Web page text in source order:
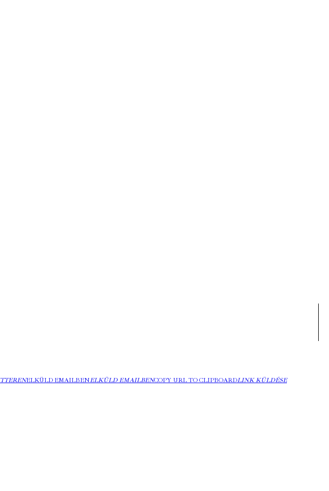
ELKÜLD EMAILBENELKÜLD EMAILBENCOPY URL TO CLIPBOARDLINK KÜLDÉSE